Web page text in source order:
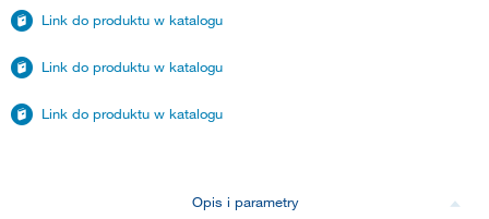
Link do produktu w katalogu
Link do produktu w katalogu
Link do produktu w katalogu
Opis i parametry